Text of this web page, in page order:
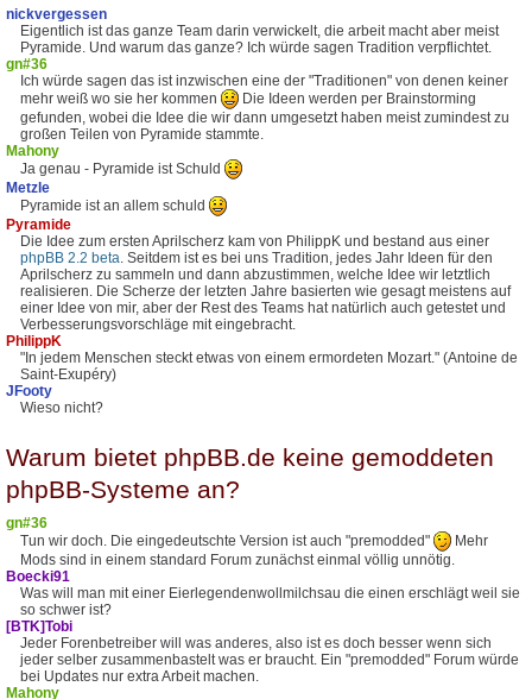
nickvergessen
Eigentlich ist das ganze Team darin verwickelt, die arbeit macht aber meist
Pyramide. Und warum das ganze? Ich würde sagen Tradition verpflichtet.
gn#36
Ich würde sagen das ist inzwischen eine der "Traditionen" von denen keiner
mehr weiß wo sie her kommen
Die Ideen werden per Brainstorming
gefunden, wobei die Idee die wir dann umgesetzt haben meist zumindest zu
großen Teilen von Pyramide stammte.
Mahony
Ja genau - Pyramide ist Schuld
Metzle
Pyramide ist an allem schuld
Pyramide
Die Idee zum ersten Aprilscherz kam von PhilippK und bestand aus einer
phpBB 2.2 beta . Seitdem ist es bei uns Tradition, jedes Jahr Ideen für den
Aprilscherz zu sammeln und dann abzustimmen, welche Idee wir letztlich
realisieren. Die Scherze der letzten Jahre basierten wie gesagt meistens auf
einer Idee von mir, aber der Rest des Teams hat natürlich auch getestet und
Verbesserungsvorschläge mit eingebracht.
PhilippK
"In jedem Menschen steckt etwas von einem ermordeten Mozart." (Antoine de
Saint-Exupéry)
JFooty
Wieso nicht?
Warum bietet phpBB.de keine gemoddeten
phpBB-Systeme an?
gn#36
Tun wir doch. Die eingedeutschte Version ist auch "premodded"
Mehr
Mods sind in einem standard Forum zunächst einmal völlig unnötig.
Boecki91
Was will man mit einer Eierlegendenwollmilchsau die einen erschlägt weil sie
so schwer ist?
[BTK]Tobi
Jeder Forenbetreiber will was anderes, also ist es doch besser wenn sich
jeder selber zusammenbastelt was er braucht. Ein "premodded" Forum würde
bei Updates nur extra Arbeit machen.
Mahony